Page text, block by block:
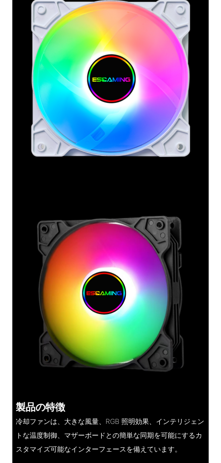
製品の特徴
冷却ファンは、大きな風量、RGB 照明効果、インテリジェン
トな温度制御、マザーボードとの簡単な同期を可能にするカ
スタマイズ可能なインターフェースを備えています。